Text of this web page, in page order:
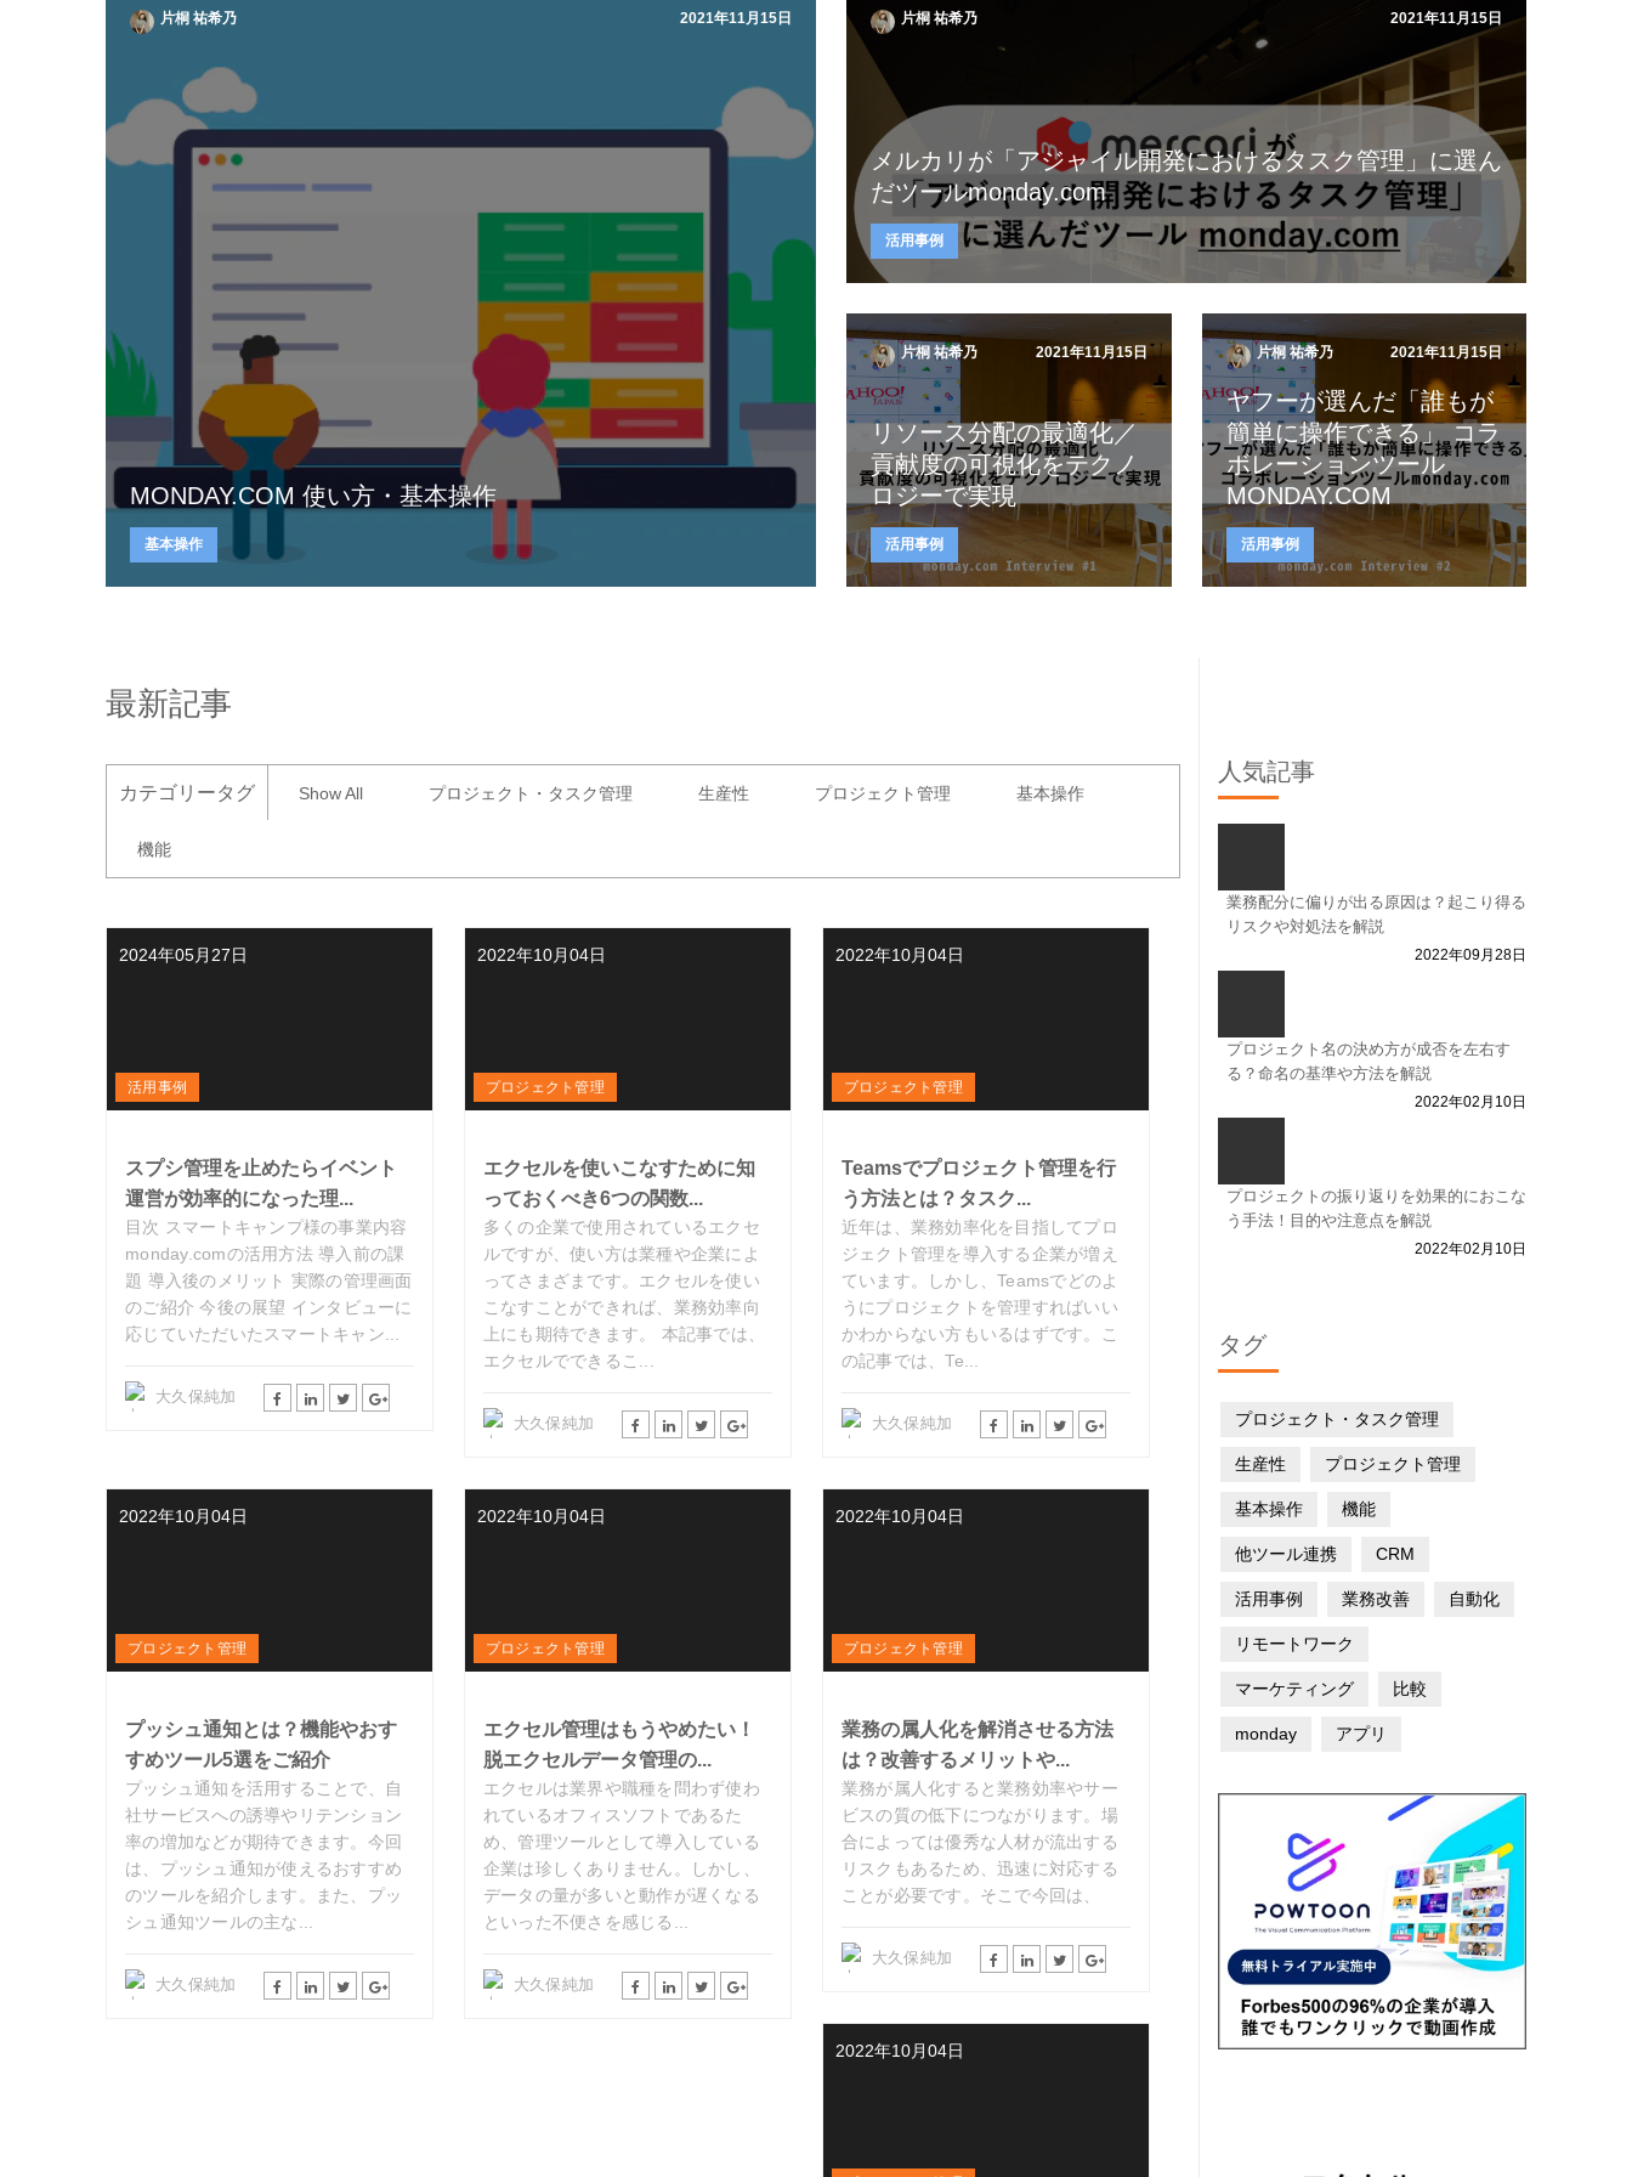
片桐 祐希乃 2021年11月15日
MONDAY.COM 使い方・基本操作
基本操作
片桐 祐希乃 2021年11月15日
メルカリが「アジャイル開発におけるタスク管理」に選ん
だツールmonday.com
活用事例
片桐 祐希乃 2021年11月15日
リソース分配の最適化／
貢献度の可視化をテクノ
ロジーで実現
活用事例
片桐 祐希乃 2021年11月15日
ヤフーが選んだ「誰もが
簡単に操作できる」 コラ
ボレーションツール
MONDAY.COM
活用事例
最新記事
カテゴリータグ Show All プロジェクト・タスク管理 生産性 プロジェクト管理 基本操作
機能
2024年05月27日
活用事例
スプシ管理を止めたらイベント
運営が効率的になった理...
目次 スマートキャンプ様の事業内容
monday.comの活用方法 導入前の課
題 導入後のメリット 実際の管理画面
のご紹介 今後の展望 インタビューに
応じていただいたスマートキャン...
大久保純加
2022年10月04日
プロジェクト管理
エクセルを使いこなすために知
っておくべき6つの関数...
多くの企業で使用されているエクセ
ルですが、使い方は業種や企業によ
ってさまざまです。エクセルを使い
こなすことができれば、業務効率向
上にも期待できます。 本記事では、
エクセルでできるこ...
大久保純加
2022年10月04日
プロジェクト管理
Teamsでプロジェクト管理を行
う方法とは？タスク...
近年は、業務効率化を目指してプロ
ジェクト管理を導入する企業が増え
ています。しかし、Teamsでどのよ
うにプロジェクトを管理すればいい
かわからない方もいるはずです。こ
の記事では、Te...
大久保純加
2022年10月04日
プロジェクト管理
プッシュ通知とは？機能やおす
すめツール5選をご紹介
プッシュ通知を活用することで、自
社サービスへの誘導やリテンション
率の増加などが期待できます。今回
は、プッシュ通知が使えるおすすめ
のツールを紹介します。また、プッ
シュ通知ツールの主な...
大久保純加
2022年10月04日
プロジェクト管理
エクセル管理はもうやめたい！
脱エクセルデータ管理の...
エクセルは業界や職種を問わず使わ
れているオフィスソフトであるた
め、管理ツールとして導入している
企業は珍しくありません。しかし、
データの量が多いと動作が遅くなる
といった不便さを感じる...
大久保純加
2022年10月04日
プロジェクト管理
業務の属人化を解消させる方法
は？改善するメリットや...
業務が属人化すると業務効率やサー
ビスの質の低下につながります。場
合によっては優秀な人材が流出する
リスクもあるため、迅速に対応する
ことが必要です。そこで今回は、
大久保純加
2022年10月04日
人気記事
業務配分に偏りが出る原因は？起こり得る
リスクや対処法を解説
2022年09月28日
プロジェクト名の決め方が成否を左右す
る？命名の基準や方法を解説
2022年02月10日
プロジェクトの振り返りを効果的におこな
う手法！目的や注意点を解説
2022年02月10日
タグ
プロジェクト・タスク管理
生産性 プロジェクト管理
基本操作 機能
他ツール連携 CRM
活用事例 業務改善 自動化
リモートワーク
マーケティング 比較
monday アプリ